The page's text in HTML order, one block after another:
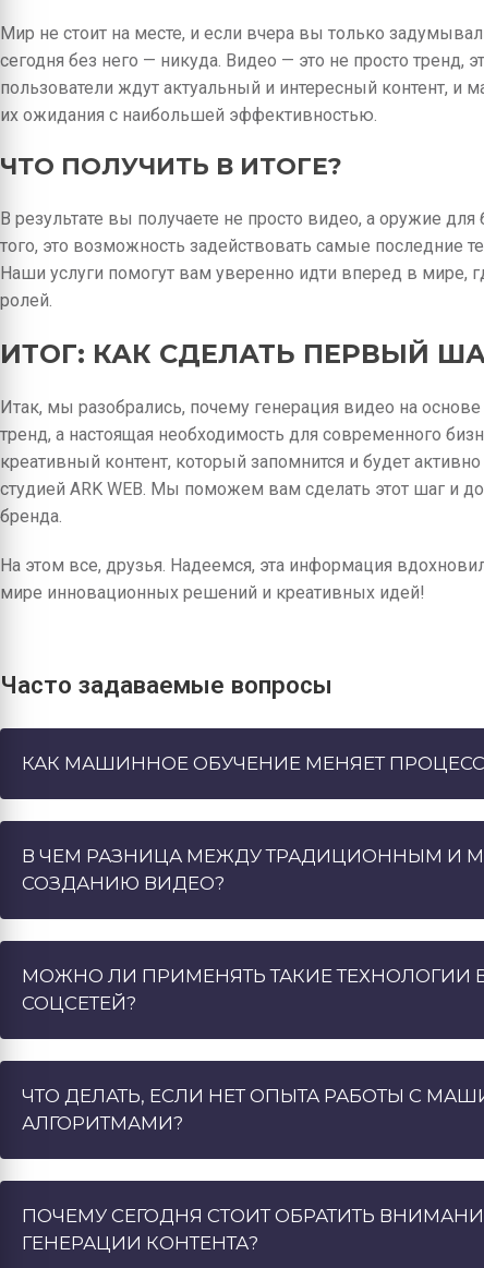
Мир не стоит на месте, и если вчера вы только
сегодня без него — никуда. Видео — это не просто тренд,
пользователи ждут актуальный и интересный контент,
их ожидания с наибольшей эффективностью.
ЧТО ПОЛУЧИТЬ В ИТОГЕ?
В результате вы получаете не просто видео, а оружие
того, это возможность задействовать самые последние
Наши услуги помогут вам уверенно идти вперед в мире,
ролей.
ИТОГ: КАК СДЕЛАТЬ ПЕРВЫЙ
Итак, мы разобрались, почему генерация видео на
тренд, а настоящая необходимость для современного
креативный контент, который запомнится и будет
студией ARK WEB. Мы поможем вам сделать этот шаг и
бренда.
На этом все, друзья. Надеемся, эта информация
мире инновационных решений и креативных идей!
Часто задаваемые вопросы
КАК МАШИННОЕ ОБУЧЕНИЕ МЕНЯЕТ
В ЧЕМ РАЗНИЦА МЕЖДУ ТРАДИЦИОННЫМ
СОЗДАНИЮ ВИДЕО?
МОЖНО ЛИ ПРИМЕНЯТЬ ТАКИЕ ТЕХНОЛОГИИ
СОЦСЕТЕЙ?
ЧТО ДЕЛАТЬ, ЕСЛИ НЕТ ОПЫТА РАБОТЫ С
АЛГОРИТМАМИ?
ПОЧЕМУ СЕГОДНЯ СТОИТ ОБРАТИТЬ
ГЕНЕРАЦИИ КОНТЕНТА?